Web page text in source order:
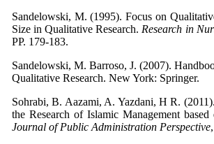
Sandelowski, M. (1995). Focus on
Size in Qualitative Research. Research in
PP. 179-183.
Sandelowski, M. Barroso, J. (2007).
Qualitative Research. New York: Springer.
Sohrabi, B. Aazami, A. Yazdani, H R.
the Research of Islamic Management
Journal of Public Administration Perspective